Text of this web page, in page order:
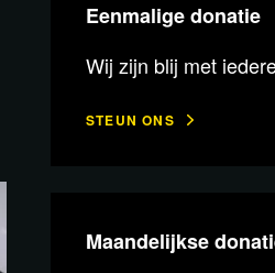
Eenmalige donatie
Wij zijn blij met
STEUN ONS
Maandelijkse